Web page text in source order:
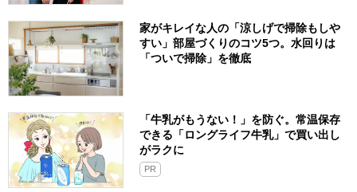
家がキレイな人の「涼しげで掃除もしや
すい」部屋づくりのコツ5つ。水回りは
「ついで掃除」を徹底
「牛乳がもうない！」を防ぐ。常温保存
できる「ロングライフ牛乳」で買い出し
がラクに
PR